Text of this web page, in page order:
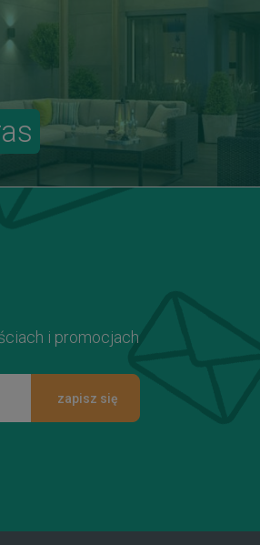
i promocjach
zapisz się